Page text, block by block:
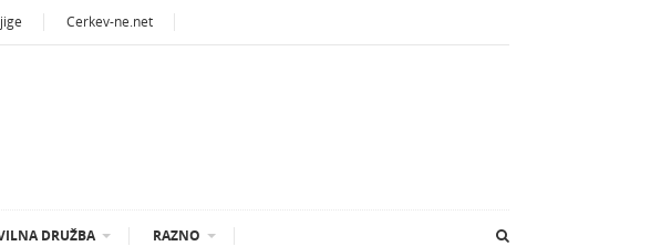
Cerkev-ne.net
DRUŽBA RAZNO